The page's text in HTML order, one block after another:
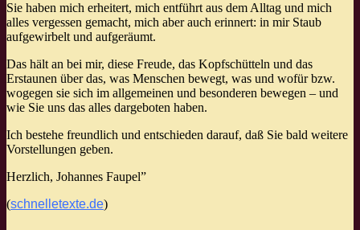
Sie haben mich erheitert, mich entführt aus dem Alltag und mich
alles vergessen gemacht, mich aber auch erinnert: in mir Staub
aufgewirbelt und aufgeräumt.
Das hält an bei mir, diese Freude, das Kopfschütteln und das
Erstaunen über das, was Menschen bewegt, was und wofür bzw.
wogegen sie sich im allgemeinen und besonderen bewegen – und
wie Sie uns das alles dargeboten haben.
Ich bestehe freundlich und entschieden darauf, daß Sie bald weitere
Vorstellungen geben.
Herzlich, Johannes Faupel”
(schnelletexte.de)